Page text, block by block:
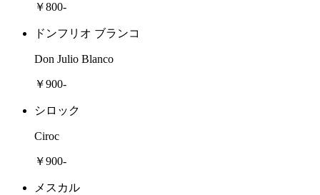
￥800-
ドンフリオ ブランコ
Don Julio Blanco
￥900-
シロック
Ciroc
￥900-
メスカル